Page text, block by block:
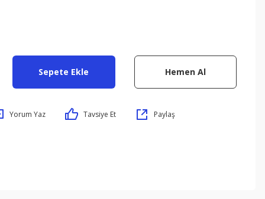
Sepete Ekle Hemen Al
Yorum Yaz Tavsiye Et Paylaş